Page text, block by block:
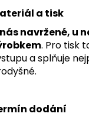
a tisk
navržené, u
. Pro tisk
a splňuje
dodání